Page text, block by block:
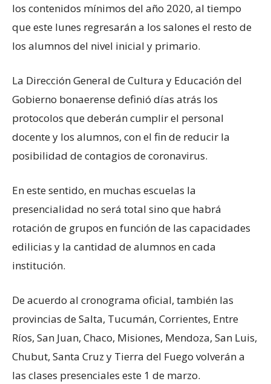
los contenidos mínimos del año 2020, al tiempo
que este lunes regresarán a los salones el resto de
los alumnos del nivel inicial y primario.
La Dirección General de Cultura y Educación del
Gobierno bonaerense definió días atrás los
protocolos que deberán cumplir el personal
docente y los alumnos, con el fin de reducir la
posibilidad de contagios de coronavirus.
En este sentido, en muchas escuelas la
presencialidad no será total sino que habrá
rotación de grupos en función de las capacidades
edilicias y la cantidad de alumnos en cada
institución.
De acuerdo al cronograma oficial, también las
provincias de Salta, Tucumán, Corrientes, Entre
Ríos, San Juan, Chaco, Misiones, Mendoza, San Luis,
Chubut, Santa Cruz y Tierra del Fuego volverán a
las clases presenciales este 1 de marzo.